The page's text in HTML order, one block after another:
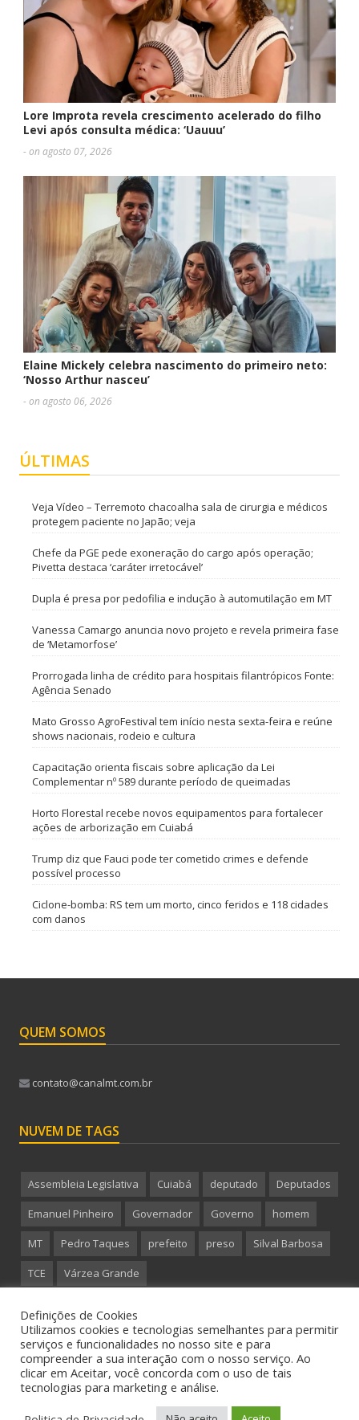
Lore Improta revela crescimento acelerado do filho
Levi após consulta médica: ‘Uauuu’
- on agosto 07, 2026
Elaine Mickely celebra nascimento do primeiro neto:
‘Nosso Arthur nasceu’
- on agosto 06, 2026
ÚLTIMAS
Veja Vídeo – Terremoto chacoalha sala de cirurgia e médicos
protegem paciente no Japão; veja
Chefe da PGE pede exoneração do cargo após operação;
Pivetta destaca ‘caráter irretocável’
Dupla é presa por pedofilia e indução à automutilação em MT
Vanessa Camargo anuncia novo projeto e revela primeira fase
de ‘Metamorfose’
Prorrogada linha de crédito para hospitais filantrópicos Fonte:
Agência Senado
Mato Grosso AgroFestival tem início nesta sexta-feira e reúne
shows nacionais, rodeio e cultura
Capacitação orienta fiscais sobre aplicação da Lei
Complementar nº 589 durante período de queimadas
Horto Florestal recebe novos equipamentos para fortalecer
ações de arborização em Cuiabá
Trump diz que Fauci pode ter cometido crimes e defende
possível processo
Ciclone-bomba: RS tem um morto, cinco feridos e 118 cidades
com danos
QUEM SOMOS
contato@canalmt.com.br
NUVEM DE TAGS
Assembleia Legislativa Cuiabá deputado Deputados
Emanuel Pinheiro Governador Governo homem
MT Pedro Taques prefeito preso Silval Barbosa
TCE Várzea Grande
Copyright 2015 CanalMT - Todos os direitos reservados.
Definições de Cookies
Utilizamos cookies e tecnologias semelhantes para permitir
serviços e funcionalidades no nosso site e para
compreender a sua interação com o nosso serviço. Ao
clicar em Aceitar, você concorda com o uso de tais
tecnologias para marketing e análise.